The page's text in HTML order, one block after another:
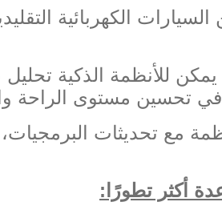
الكهربائية
للأنظمة الذكية تحليل
في تحسين مستوى الراحة
مع تحديثات
أكثر تطورًا :